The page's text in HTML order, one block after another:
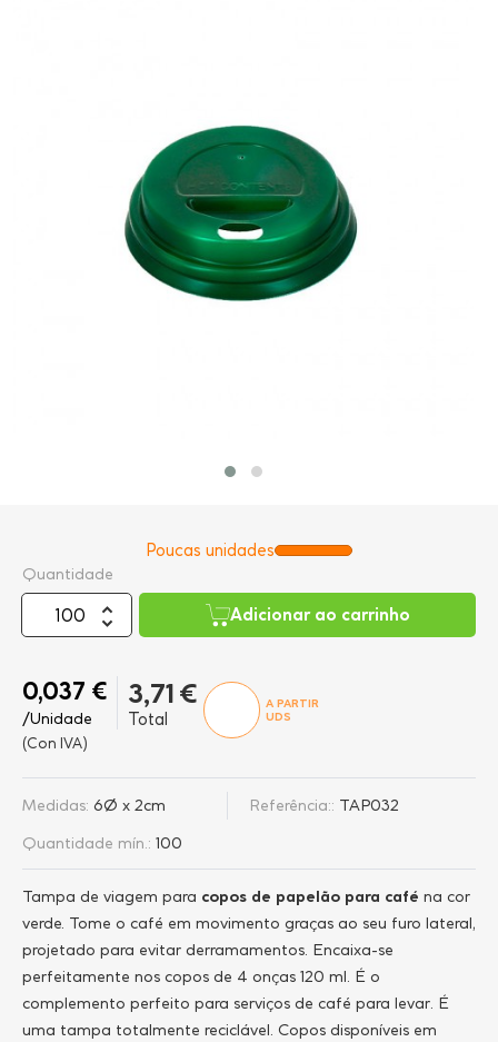
0,037 €
/Unidade
(Con IVA)
3,71 €
Total
A PARTIR
UDS
Tampa de viagem para copos de papelão para café na cor
verde. Tome o café em movimento graças ao seu furo lateral,
projetado para evitar derramamentos. Encaixa-se
perfeitamente nos copos de 4 onças 120 ml. É o
complemento perfeito para serviços de café para levar. É
uma tampa totalmente reciclável. Copos disponíveis em
Quantidade
Adicionar ao carrinho
Medidas: 6Ø x 2cm Referência:: TAP032
Quantidade mín.: 100
Poucas unidades